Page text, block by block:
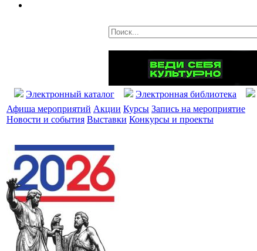
Электронный каталог Электронная библиотека
Афиша мероприятий Акции Курсы Запись на мероприятие
Новости и события Выставки Конкурсы и проекты